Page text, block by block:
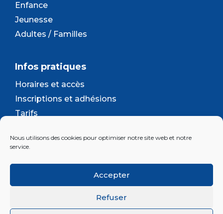
Nous utilisons des cookies pour optimiser notre site web et notre
service.
Accepter
Refuser
Enfance
Jeunesse
Adultes / Familles
Infos pratiques
Horaires et accès
Inscriptions et adhésions
Tarifs
Contact
Lettre d’information
Inscrivez-vous à la newsletter d'Enjeu